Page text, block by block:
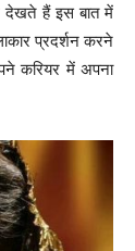
देखते हैं इस बात में
प्रदर्शन करने
करियर में अपना